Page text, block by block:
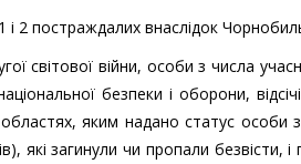
і 2 постраждалих внаслідок
світової війни, особи з числа
безпеки і оборони,
яким надано статус особи
які загинули чи пропали